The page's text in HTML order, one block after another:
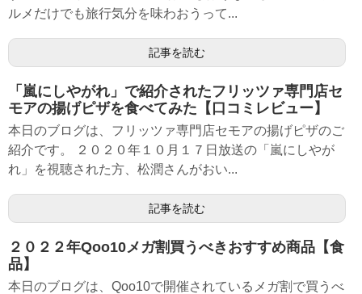
ルメだけでも旅行気分を味わおうって...
記事を読む
「嵐にしやがれ」で紹介されたフリッツァ専門店セ
モアの揚げピザを食べてみた【口コミレビュー】
本日のブログは、フリッツァ専門店セモアの揚げピザのご
紹介です。 ２０２０年１０月１７日放送の「嵐にしやが
れ」を視聴された方、松潤さんがおい...
記事を読む
２０２２年Qoo10メガ割買うべきおすすめ商品【食
品】
本日のブログは、Qoo10で開催されているメガ割で買うべ